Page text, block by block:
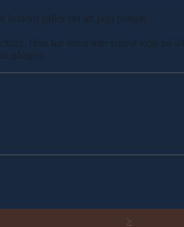
gäller det att jaga pengar.
Hon har ännu inte vunnit lopp på
gången.
>